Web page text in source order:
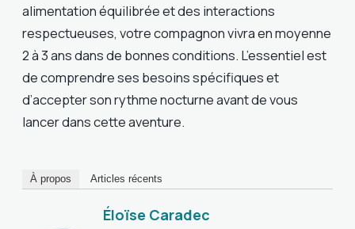
alimentation équilibrée et des interactions
respectueuses, votre compagnon vivra en moyenne
2 à 3 ans dans de bonnes conditions. L’essentiel est
de comprendre ses besoins spécifiques et
d’accepter son rythme nocturne avant de vous
lancer dans cette aventure.
À propos Articles récents
Éloïse Caradec